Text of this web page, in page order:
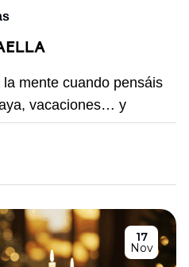
mente cuando pensáis
vacaciones… y
17
Nov